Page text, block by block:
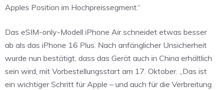
Apples Position im Hochpreissegment.“
Das eSIM-only-Modell iPhone Air schneidet etwas besser
ab als das iPhone 16 Plus. Nach anfänglicher Unsicherheit
wurde nun bestätigt, dass das Gerät auch in China erhältlich
sein wird, mit Vorbestellungsstart am 17. Oktober. „Das ist
ein wichtiger Schritt für Apple – und auch für die Verbreitung